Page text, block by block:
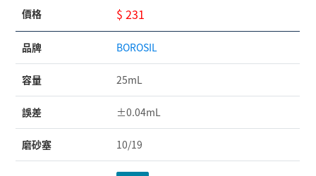
價格 $ 231
品牌 BOROSIL
容量 25mL
誤差 ±0.04mL
磨砂塞 10/19